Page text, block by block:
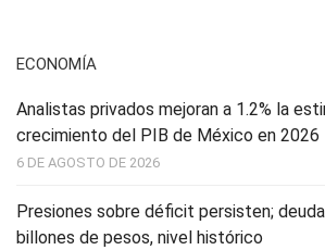
ECONOMÍA
Analistas privados mejoran a 1.2% la
crecimiento del PIB de México en 2026
6 DE AGOSTO DE 2026
Presiones sobre déficit persisten;
billones de pesos, nivel histórico